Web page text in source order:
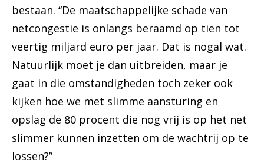
bestaan. “De maatschappelijke schade van
netcongestie is onlangs beraamd op tien tot
veertig miljard euro per jaar. Dat is nogal wat.
Natuurlijk moet je dan uitbreiden, maar je
gaat in die omstandigheden toch zeker ook
kijken hoe we met slimme aansturing en
opslag de 80 procent die nog vrij is op het net
slimmer kunnen inzetten om de wachtrij op te
lossen?”